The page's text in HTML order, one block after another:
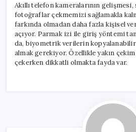
Akıllı telefon kameralarının
fotoğraflar çekmemizi sağlamakla
farkında olmadan daha fazla kişisel
açıyor. Parmak izi ile giriş yöntemi
da, biyometrik verilerin
almak gerekiyor. Özellikle yakın
çekerken dikkatli olmakta fayda var.